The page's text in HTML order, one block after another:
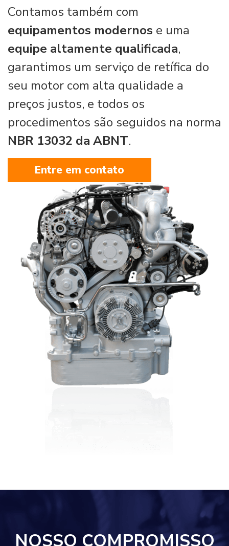
Contamos também com
equipamentos modernos e uma
equipe altamente qualificada,
garantimos um serviço de retífica do
seu motor com alta qualidade a
preços justos, e todos os
procedimentos são seguidos na norma
NBR 13032 da ABNT.
Entre em contato
NOSSO COMPROMISSO